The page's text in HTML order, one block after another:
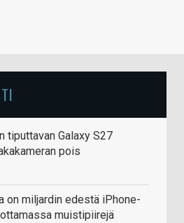
tiputtavan Galaxy S27
pois
on miljardin edestä iPhone-
muistipiirejä